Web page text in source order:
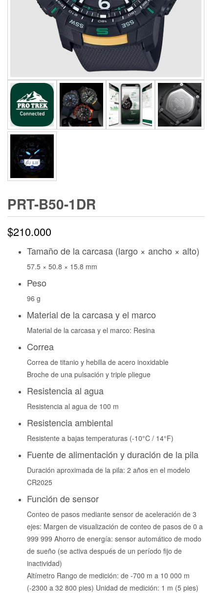
PRT-B50-1DR
$210.000
Tamaño de la carcasa (largo × ancho × alto)
57.5 × 50.8 × 15.8 mm
Peso
96 g
Material de la carcasa y el marco
Material de la carcasa y el marco: Resina
Correa
Correa de titanio y hebilla de acero inoxidable
Broche de una pulsación y triple pliegue
Resistencia al agua
Resistencia al agua de 100 m
Resistencia ambiental
Resistente a bajas temperaturas (-10°C / 14°F)
Fuente de alimentación y duración de la pila
Duración aproximada de la pila: 2 años en el modelo
CR2025
Función de sensor
Conteo de pasos mediante sensor de aceleración de 3
ejes: Margen de visualización de conteo de pasos de 0 a
999 999 Ahorro de energía: sensor automático de modo
de sueño (se activa después de un período fijo de
inactividad)
Altímetro Rango de medición: de -700 m a 10 000 m
(-2300 a 32 800 pies) Unidad de medición: 1 m (5 pies)